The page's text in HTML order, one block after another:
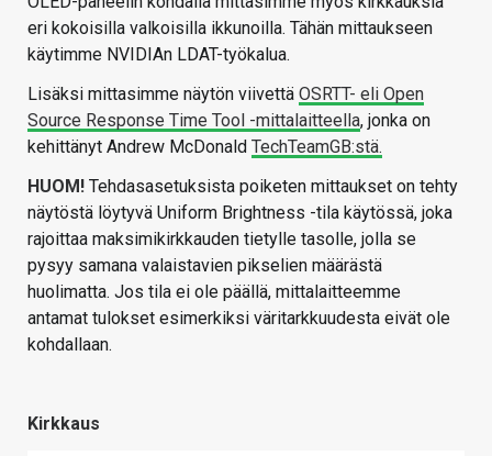
eri kokoisilla valkoisilla ikkunoilla. Tähän mittaukseen
käytimme NVIDIAn LDAT-työkalua.
Lisäksi mittasimme näytön viivettä OSRTT- eli Open
Source Response Time Tool -mittalaitteella, jonka on
kehittänyt Andrew McDonald TechTeamGB:stä.
HUOM! Tehdasasetuksista poiketen mittaukset on tehty
näytöstä löytyvä Uniform Brightness -tila käytössä, joka
rajoittaa maksimikirkkauden tietylle tasolle, jolla se
pysyy samana valaistavien pikselien määrästä
huolimatta. Jos tila ei ole päällä, mittalaitteemme
antamat tulokset esimerkiksi väritarkkuudesta eivät ole
kohdallaan.
Kirkkaus